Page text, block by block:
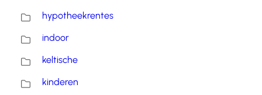
hypotheekrentes
indoor
keltische
kinderen